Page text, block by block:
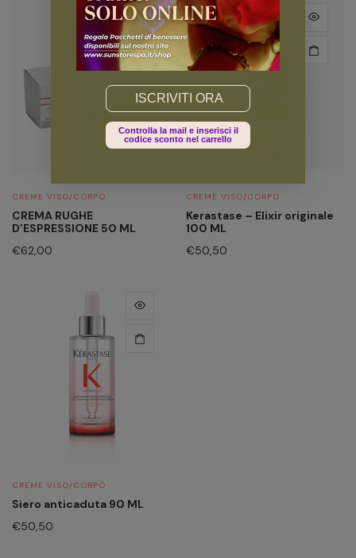
CREME VISO/CORPO
CREMA RUGHE
D’ESPRESSIONE 50 ML
€62,00
CREME VISO/CORPO
Kerastase – Elixir originale
100 ML
€50,50
CREME VISO/CORPO
Siero anticaduta 90 ML
€50,50
Email
Controlla la mail e inserisci il
codice sconto nel carrello